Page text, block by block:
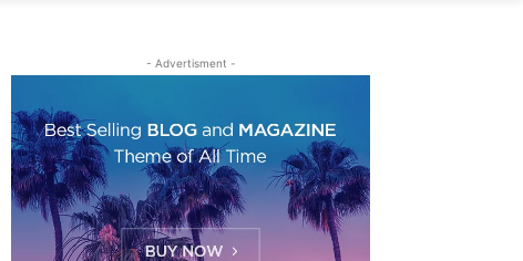
- Advertisment -